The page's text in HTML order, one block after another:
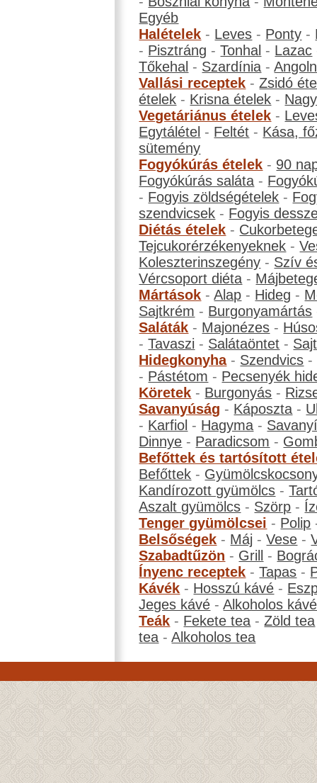
Egyéb
Halételek - Leves - Ponty -
- Pisztráng -Tonhal - Lazac
Tőkehal - Szardínia -
Vallási receptek -Zsidó
ételek - Krisna ételek -
Vegetáriánus ételek -
Egytálétel - Feltét - Kása,
sütemény
Fogyókúrás ételek - 90
Fogyókúrás saláta -
- Fogyis zöldségételek -
szendvicsek - Fogyis
Diétás ételek -
Tejcukorérzékenyeknek -
Koleszterinszegény - Szív
Vércsoport diéta -
Mártások -Alap - Hideg -
Sajtkrém - Burgonyamártás
Saláták - Majonézes -
-Tavaszi - Salátaöntet -
Hidegkonyha- Szendvics -
- Pástétom - Pecsenyék
Köretek - Burgonyás -
Savanyúság - Káposzta -
- Karfiol - Hagyma -
Dinnye - Paradicsom -
Befőttek és tartósított
Befőttek -
Kandírozott gyümölcs -
Aszalt gyümölcs - Szörp -
Tenger gyümölcsei - Polip
Belsőségek - Máj -Vese -
Szabadtűzön - Grill -
Ínyenc receptek -Tapas -
Kávék - Hosszú kávé -
Jeges kávé -Alkoholos kávé
Teák - Fekete tea -Zöld tea
tea -Alkoholos tea